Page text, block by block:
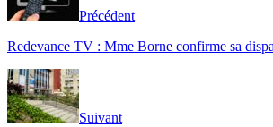
Précédent
Redevance TV : Mme Borne confirme sa
Suivant